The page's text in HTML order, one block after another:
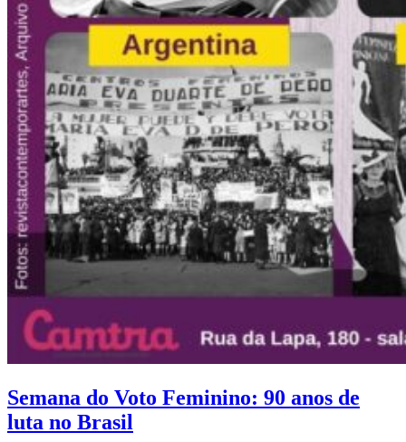
Semana do Voto Feminino: 90 anos de
luta no Brasil